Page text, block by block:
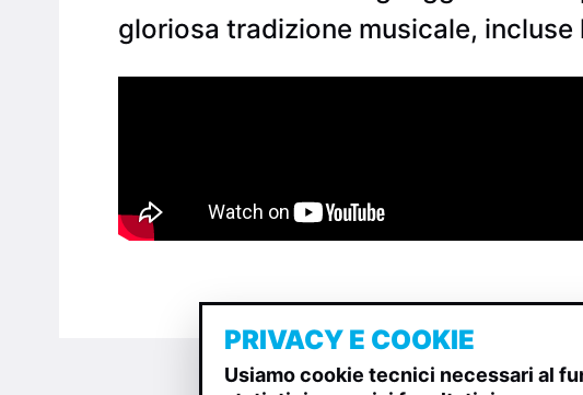
gloriosa tradizione musicale,
PRIVACY E COOKIE
Usiamo cookie tecnici necessari al